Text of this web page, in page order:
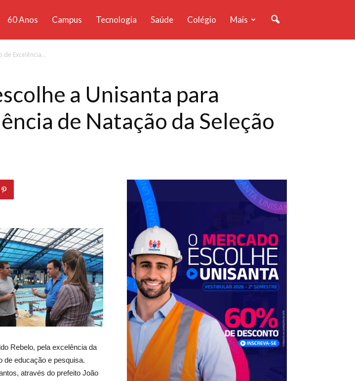
60 Anos Campus Tecnologia Saúde Colégio Mais
Excelência...
a Unisanta para
de Natação da Seleção
Rebelo, pela excelência da
de educação e pesquisa.
através do prefeito João